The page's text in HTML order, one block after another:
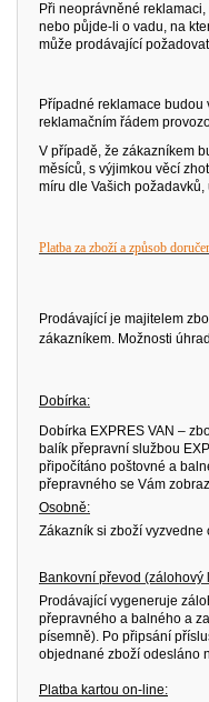
Při neoprávněné
nebo půjde-li o vadu, na
může prodávající
Případné reklamace budou
reklamačním řádem
V případě, že zákazníkem
měsíců, s výjimkou věcí
míru dle Vašich
Platba za zboží a způsob
Prodávající je majitelem
zákazníkem. Možnosti
Dobírka:
Dobírka EXPRES VAN –
balík přepravní službou
připočítáno poštovné a
přepravného se Vám
Osobně:
Zákazník si zboží
Bankovní převod (zálohový
Prodávající vygeneruje
přepravného a balného a
písemně). Po připsání
objednané zboží odesláno
Platba kartou on-line: